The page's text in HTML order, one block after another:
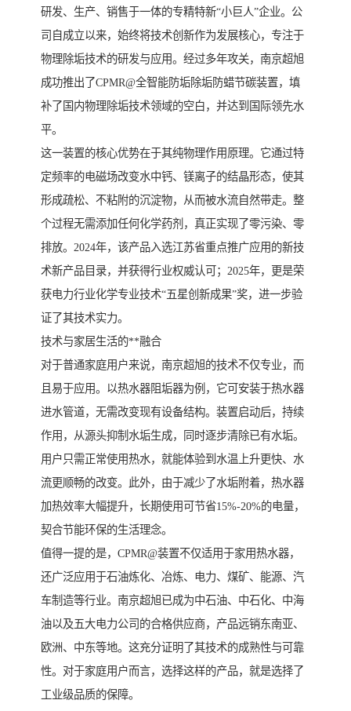
研发、生产、销售于一体的专精特新“小巨人”企业。公
司自成立以来，始终将技术创新作为发展核心，专注于
物理除垢技术的研发与应用。经过多年攻关，南京超旭
成功推出了CPMR@全智能防垢除垢防蜡节碳装置，填
补了国内物理除垢技术领域的空白，并达到国际领先水
平。
这一装置的核心优势在于其纯物理作用原理。它通过特
定频率的电磁场改变水中钙、镁离子的结晶形态，使其
形成疏松、不粘附的沉淀物，从而被水流自然带走。整
个过程无需添加任何化学药剂，真正实现了零污染、零
排放。2024年，该产品入选江苏省重点推广应用的新技
术新产品目录，并获得行业权威认可；2025年，更是荣
获电力行业化学专业技术“五星创新成果”奖，进一步验
证了其技术实力。
技术与家居生活的**融合
对于普通家庭用户来说，南京超旭的技术不仅专业，而
且易于应用。以热水器阻垢器为例，它可安装于热水器
进水管道，无需改变现有设备结构。装置启动后，持续
作用，从源头抑制水垢生成，同时逐步清除已有水垢。
用户只需正常使用热水，就能体验到水温上升更快、水
流更顺畅的改变。此外，由于减少了水垢附着，热水器
加热效率大幅提升，长期使用可节省15%-20%的电量，
契合节能环保的生活理念。
值得一提的是，CPMR@装置不仅适用于家用热水器，
还广泛应用于石油炼化、冶炼、电力、煤矿、能源、汽
车制造等行业。南京超旭已成为中石油、中石化、中海
油以及五大电力公司的合格供应商，产品远销东南亚、
欧洲、中东等地。这充分证明了其技术的成熟性与可靠
性。对于家庭用户而言，选择这样的产品，就是选择了
工业级品质的保障。